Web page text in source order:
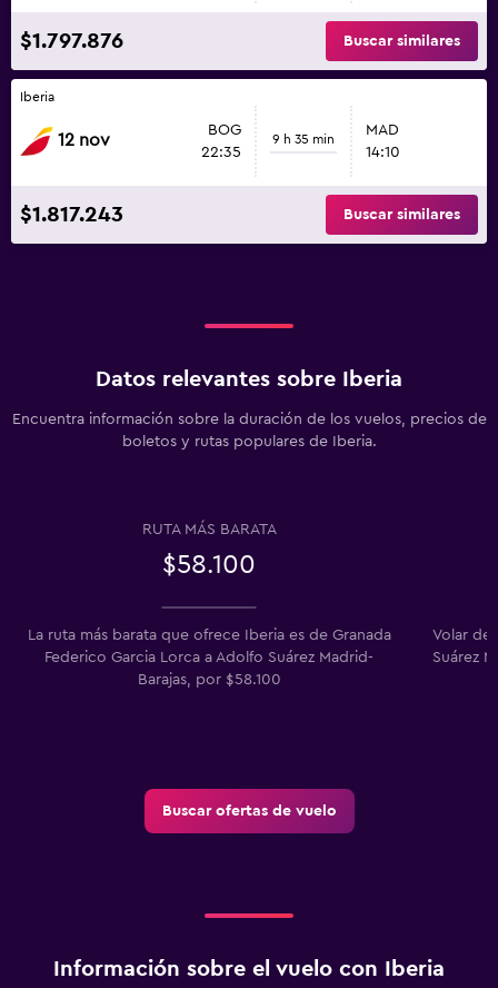
$1.797.876 Buscar similares
Iberia
12 nov
BOG
22:35
9 h 35 min
MAD
14:10
$1.817.243 Buscar similares
Datos relevantes sobre Iberia
Encuentra información sobre la duración de los vuelos, precios de
boletos y rutas populares de Iberia.
RUTA MÁS BARATA
$58.100
La ruta más barata que ofrece Iberia es de Granada
Federico Garcia Lorca a Adolfo Suárez Madrid-
Barajas, por $58.100
Volar de
Suárez
Buscar ofertas de vuelo
Información sobre el vuelo con Iberia